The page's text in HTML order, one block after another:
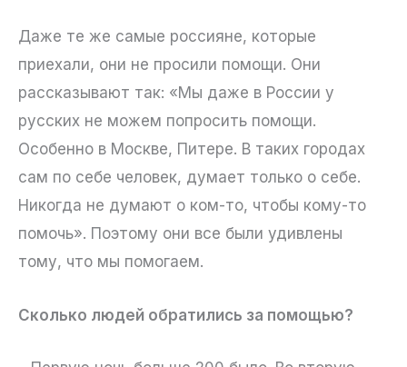
Даже те же самые россияне, которые
приехали, они не просили помощи. Они
рассказывают так: «Мы даже в России у
русских не можем попросить помощи.
Особенно в Москве, Питере. В таких городах
сам по себе человек, думает только о себе.
Никогда не думают о ком-то, чтобы кому-то
помочь». Поэтому они все были удивлены
тому, что мы помогаем.
Сколько людей обратились за помощью?